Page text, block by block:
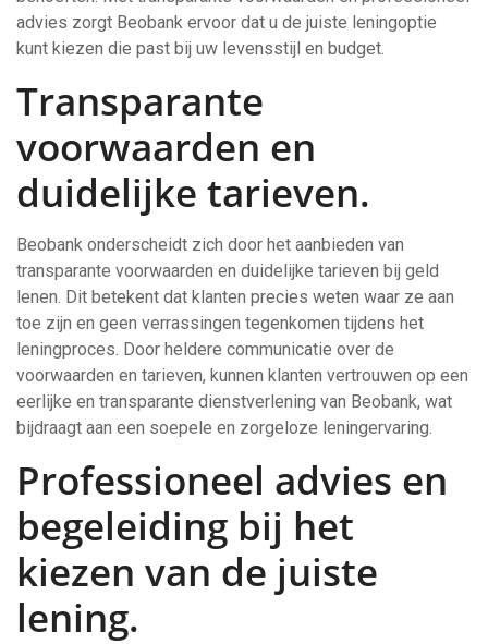
advies zorgt Beobank ervoor dat u de juiste leningoptie
kunt kiezen die past bij uw levensstijl en budget.
Transparante
voorwaarden en
duidelijke tarieven.
Beobank onderscheidt zich door het aanbieden van
transparante voorwaarden en duidelijke tarieven bij geld
lenen. Dit betekent dat klanten precies weten waar ze aan
toe zijn en geen verrassingen tegenkomen tijdens het
leningproces. Door heldere communicatie over de
voorwaarden en tarieven, kunnen klanten vertrouwen op een
eerlijke en transparante dienstverlening van Beobank, wat
bijdraagt aan een soepele en zorgeloze leningervaring.
Professioneel advies en
begeleiding bij het
kiezen van de juiste
lening.